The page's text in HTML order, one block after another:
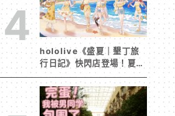
4
hololive《盛夏｜墾丁旅
行日記》快閃店登場！夏日
風情限定周邊首度公開